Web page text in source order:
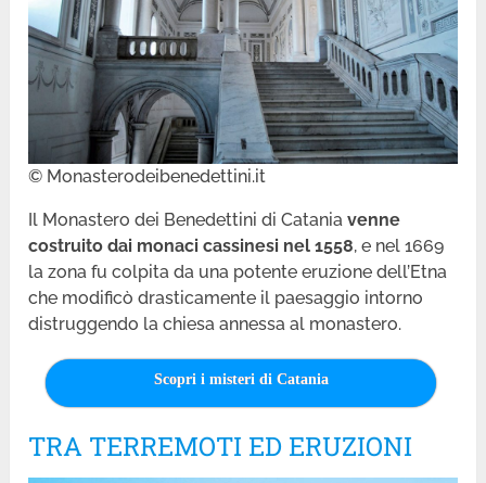
© Monasterodeibenedettini.it
Il Monastero dei Benedettini di Cataniavenne
costruito dai monaci cassinesi nel 1558, e nel 1669
la zona fu colpita da una potente eruzione dell’Etna
che modificò drasticamente il paesaggio intorno
distruggendo la chiesa annessa al monastero.
Scopri i misteri di Catania
TRA TERREMOTI ED ERUZIONI